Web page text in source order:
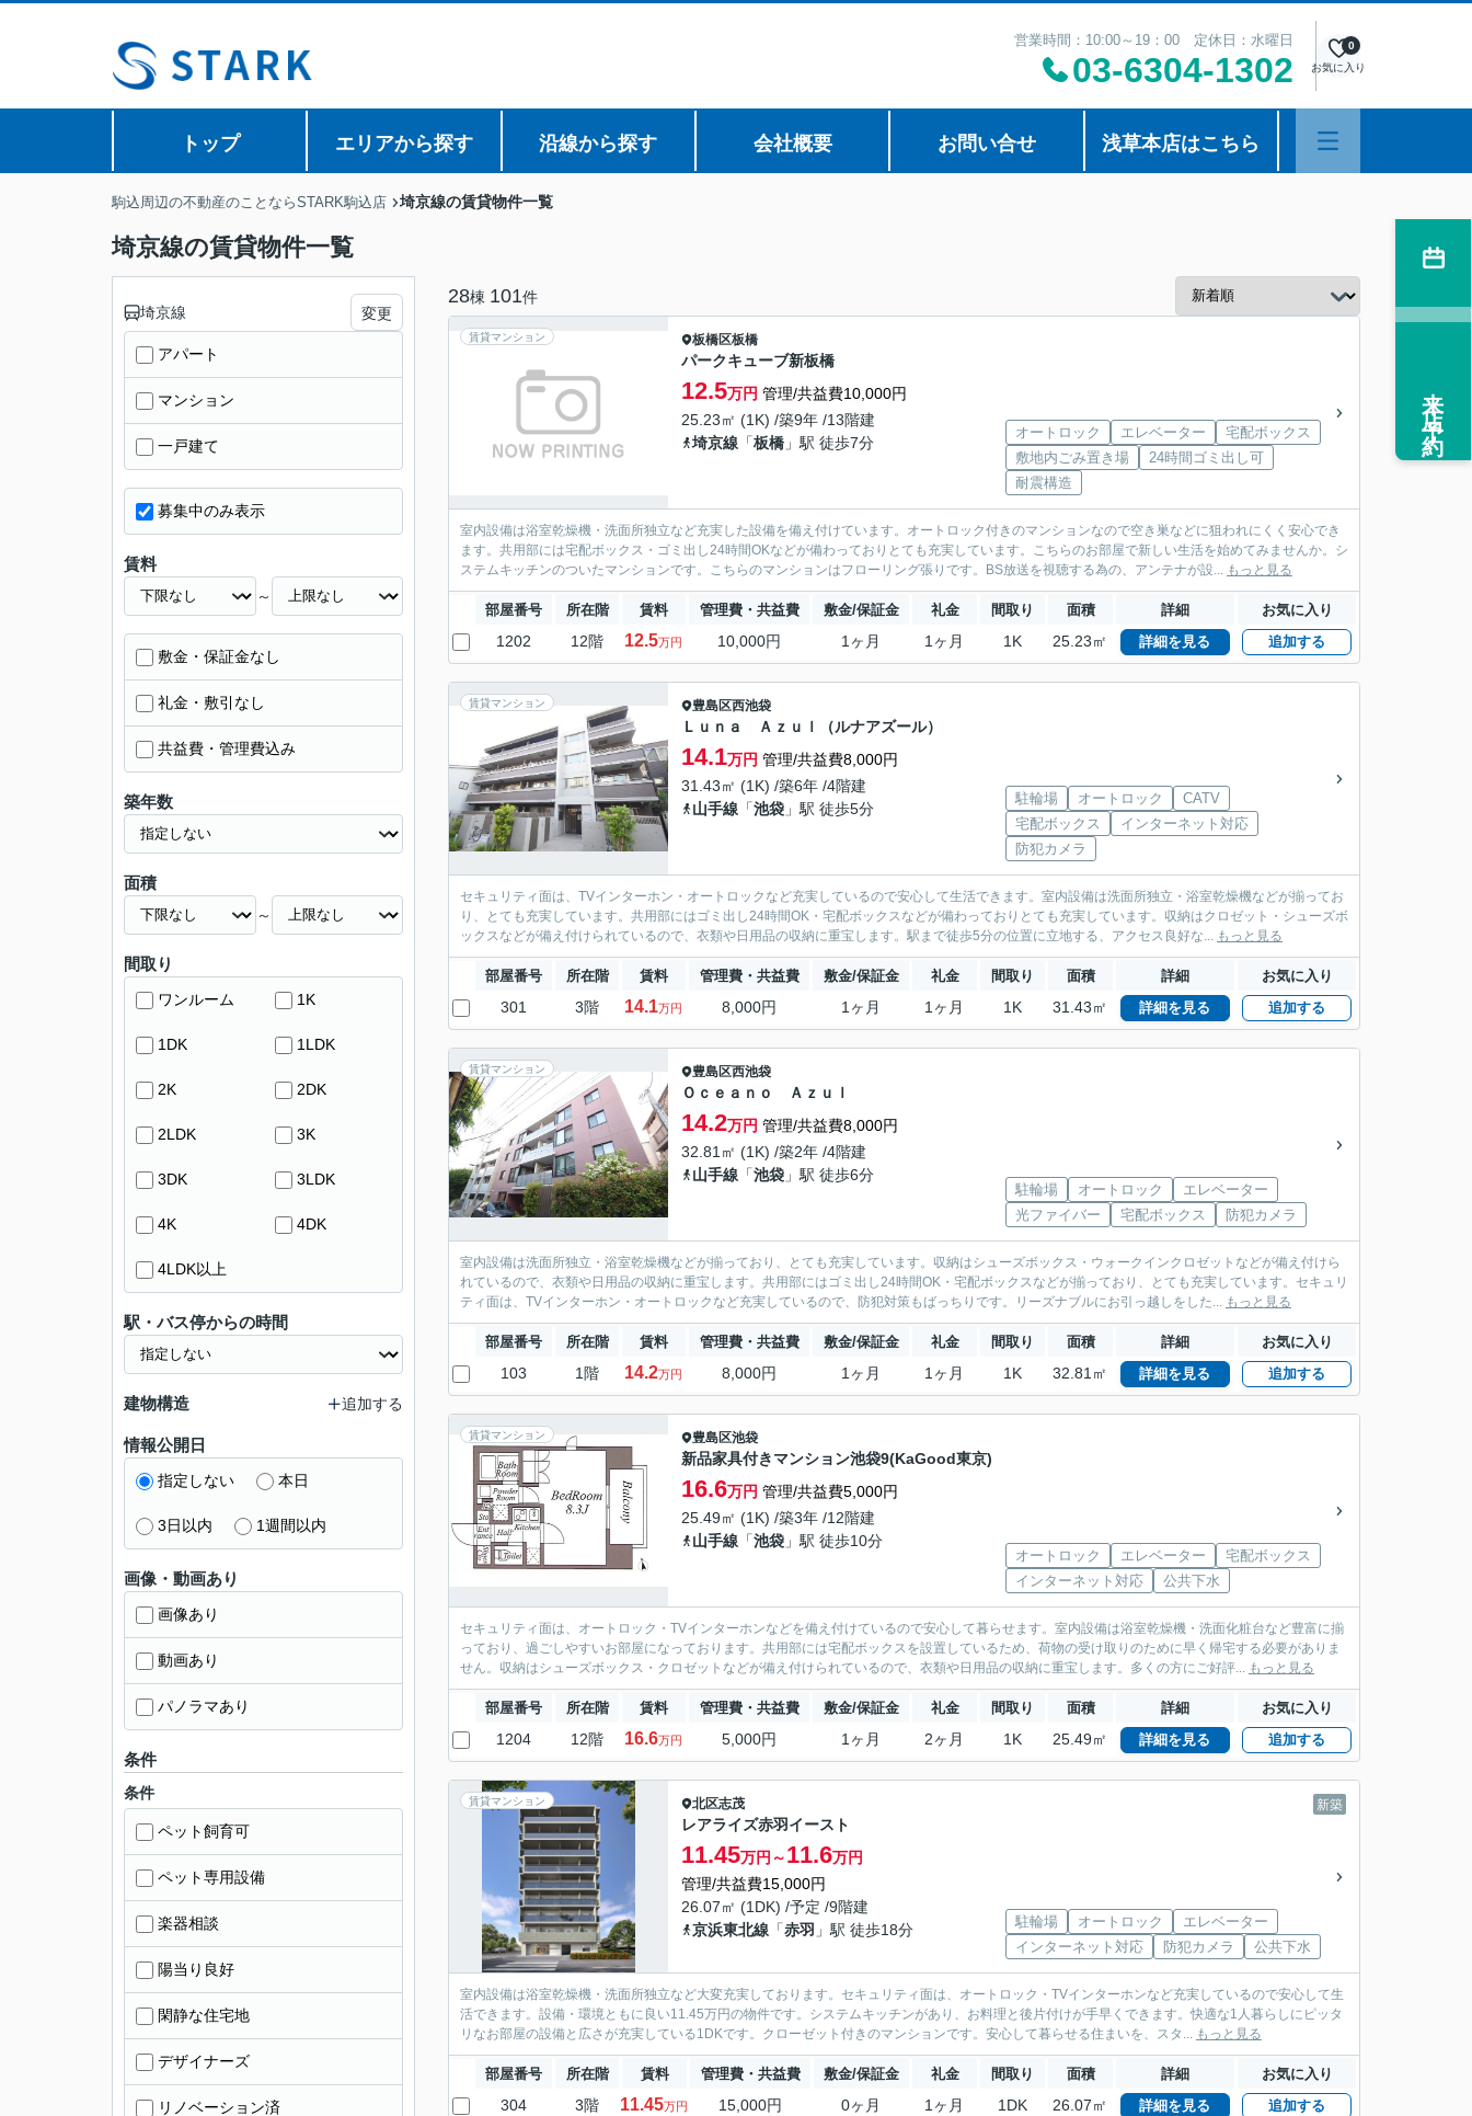
営業時間：10:00～19：00 定休日：水曜日
03-6304-1302 お気に入り
0
トップ エリアから探す 沿線から探す 会社概要 お問い合せ 浅草本店はこちら
駒込周辺の不動産のことならSTARK駒込店 埼京線の賃貸物件一覧
埼京線の賃貸物件一覧
28棟 101件
賃貸マンション 板橋区板橋
パークキューブ新板橋
12.5万円 管理/共益費10,000円
25.23㎡ (1K) /築9年 /13階建
埼京線 「板橋 」駅 徒歩7分
オートロック エレベーター
宅配ボックス
敷地内ごみ置き場
24時間ゴミ出し可
耐震構造
室内設備は浴室乾燥機・洗面所独立など充実した設備を備え付けています。オートロック付きのマンションなので空き巣などに狙われにくく安心でき
ます。共用部には宅配ボックス・ゴミ出し24時間OKなどが備わっておりとても充実しています。こちらのお部屋で新しい生活を始めてみませんか。シ
ステムキッチンのついたマンションです。こちらのマンションはフローリング張りです。BS放送を視聴する為の、アンテナが設... もっと見る
部屋番号 所在階 賃料 管理費・共益費 敷金/保証金 礼金 間取り 面積 詳細 お気に入り
1202 12階 12.5万円 10,000円 1ヶ月 1ヶ月 1K 25.23㎡ 詳細を見る 追加する
賃貸マンション 豊島区西池袋
Ｌｕｎａ Ａｚｕｌ（ルナアズール）
14.1万円 管理/共益費8,000円
31.43㎡ (1K) /築6年 /4階建
山手線 「池袋 」駅 徒歩5分
駐輪場 オートロック
CATV
宅配ボックス
インターネット対応
防犯カメラ
セキュリティ面は、TVインターホン・オートロックなど充実しているので安心して生活できます。室内設備は洗面所独立・浴室乾燥機などが揃ってお
り、とても充実しています。共用部にはゴミ出し24時間OK・宅配ボックスなどが備わっておりとても充実しています。収納はクロゼット・シューズボ
ックスなどが備え付けられているので、衣類や日用品の収納に重宝します。駅まで徒歩5分の位置に立地する、アクセス良好な... もっと見る
部屋番号 所在階 賃料 管理費・共益費 敷金/保証金 礼金 間取り 面積 詳細 お気に入り
301 3階 14.1万円 8,000円 1ヶ月 1ヶ月 1K 31.43㎡ 詳細を見る 追加する
賃貸マンション 豊島区西池袋
Ｏｃｅａｎｏ Ａｚｕｌ
14.2万円 管理/共益費8,000円
32.81㎡ (1K) /築2年 /4階建
山手線 「池袋 」駅 徒歩6分
駐輪場 オートロック
エレベーター
光ファイバー
宅配ボックス 防犯カメラ
室内設備は洗面所独立・浴室乾燥機などが揃っており、とても充実しています。収納はシューズボックス・ウォークインクロゼットなどが備え付けら
れているので、衣類や日用品の収納に重宝します。共用部にはゴミ出し24時間OK・宅配ボックスなどが揃っており、とても充実しています。セキュリ
ティ面は、TVインターホン・オートロックなど充実しているので、防犯対策もばっちりです。リーズナブルにお引っ越しをした... もっと見る
部屋番号 所在階 賃料 管理費・共益費 敷金/保証金 礼金 間取り 面積 詳細 お気に入り
103 1階 14.2万円 8,000円 1ヶ月 1ヶ月 1K 32.81㎡ 詳細を見る 追加する
賃貸マンション 豊島区池袋
新品家具付きマンション池袋9(KaGood東京)
16.6万円 管理/共益費5,000円
25.49㎡ (1K) /築3年 /12階建
山手線 「池袋 」駅 徒歩10分
オートロック エレベーター
宅配ボックス
インターネット対応
公共下水
セキュリティ面は、オートロック・TVインターホンなどを備え付けているので安心して暮らせます。室内設備は浴室乾燥機・洗面化粧台など豊富に揃
っており、過ごしやすいお部屋になっております。共用部には宅配ボックスを設置しているため、荷物の受け取りのために早く帰宅する必要がありま
せん。収納はシューズボックス・クロゼットなどが備え付けられているので、衣類や日用品の収納に重宝します。多くの方にご好評... もっと見る
部屋番号 所在階 賃料 管理費・共益費 敷金/保証金 礼金 間取り 面積 詳細 お気に入り
1204 12階 16.6万円 5,000円 1ヶ月 2ヶ月 1K 25.49㎡ 詳細を見る 追加する
賃貸マンション 新築
北区志茂
レアライズ赤羽イースト
11.45万円～11.6万円
管理/共益費15,000円
26.07㎡ (1DK) /予定 /9階建
京浜東北線 「赤羽 」駅 徒歩18分 駐輪場 オートロック
エレベーター
インターネット対応
防犯カメラ 公共下水
室内設備は浴室乾燥機・洗面所独立など大変充実しております。セキュリティ面は、オートロック・TVインターホンなど充実しているので安心して生
活できます。設備・環境ともに良い11.45万円の物件です。システムキッチンがあり、お料理と後片付けが手早くできます。快適な1人暮らしにピッタ
リなお部屋の設備と広さが充実している1DKです。クローゼット付きのマンションです。安心して暮らせる住まいを、スタ... もっと見る
部屋番号 所在階 賃料 管理費・共益費 敷金/保証金 礼金 間取り 面積 詳細 お気に入り
304 3階 11.45万円 15,000円 0ヶ月 1ヶ月 1DK 26.07㎡ 詳細を見る 追加する
埼京線 変更
アパート
マンション
一戸建て
募集中のみ表示
賃料
～
敷金・保証金なし
礼金・敷引なし
共益費・管理費込み
築年数
面積
～
間取り
ワンルーム 1K
1DK 1LDK
2K 2DK
2LDK 3K
3DK 3LDK
4K 4DK
4LDK以上
駅・バス停からの時間
建物構造 追加する
情報公開日
指定しない 本日
3日以内 1週間以内
画像・動画あり
画像あり
動画あり
パノラマあり
条件
条件
ペット飼育可
ペット専用設備
楽器相談
陽当り良好
閑静な住宅地
デザイナーズ
リノベーション済
来店予約